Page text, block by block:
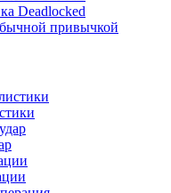
Deadlocked
привычкой